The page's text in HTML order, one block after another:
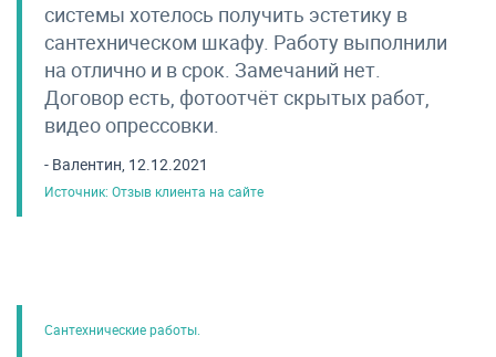
системы хотелось получить эстетику в
сантехническом шкафу. Работу выполнили
на отлично и в срок. Замечаний нет.
Договор есть, фотоотчёт скрытых работ,
видео опрессовки.
- Валентин, 12.12.2021
Источник: Отзыв клиента на сайте
Сантехнические работы.